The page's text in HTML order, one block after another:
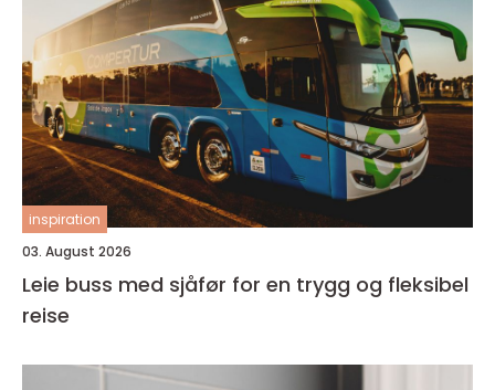
inspiration
03. August 2026
Leie buss med sjåfør for en trygg og fleksibel
reise